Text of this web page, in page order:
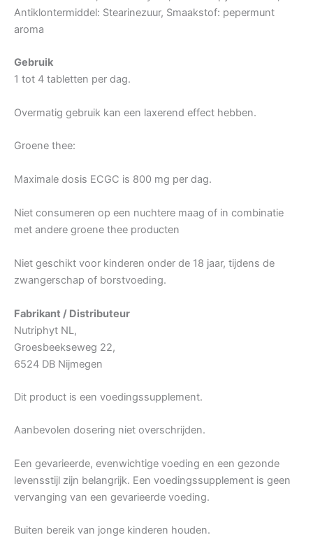
Antiklontermiddel: Stearinezuur, Smaakstof: pepermunt
aroma
Gebruik
1 tot 4 tabletten per dag.
Overmatig gebruik kan een laxerend effect hebben.
Groene thee:
Maximale dosis ECGC is 800 mg per dag.
Niet consumeren op een nuchtere maag of in combinatie
met andere groene thee producten
Niet geschikt voor kinderen onder de 18 jaar, tijdens de
zwangerschap of borstvoeding.
Fabrikant / Distributeur
Nutriphyt NL,
Groesbeekseweg 22,
6524 DB Nijmegen
Dit product is een voedingssupplement.
Aanbevolen dosering niet overschrijden.
Een gevarieerde, evenwichtige voeding en een gezonde
levensstijl zijn belangrijk. Een voedingssupplement is geen
vervanging van een gevarieerde voeding.
Buiten bereik van jonge kinderen houden.